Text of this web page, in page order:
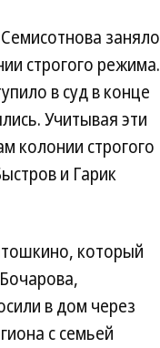
заняло
строгого режима.
в суд в конце
Учитывая эти
колонии строгого
и Гарик
который
в дом через
с семьей